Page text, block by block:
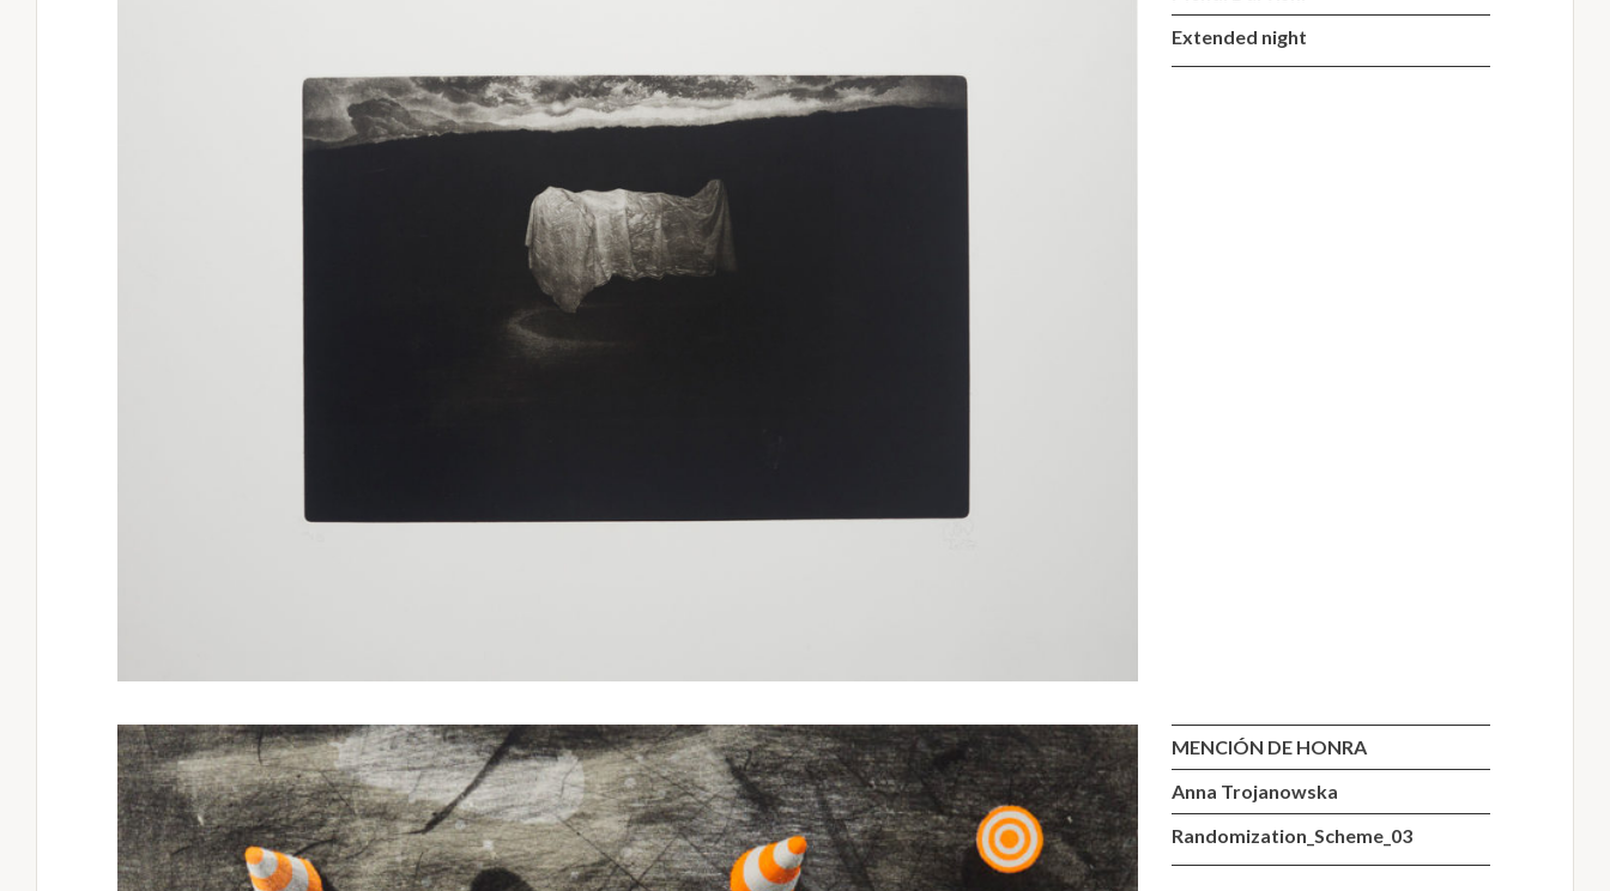
Extended night
MENCIÓN DE HONRA
Anna Trojanowska
Randomization_Scheme_03